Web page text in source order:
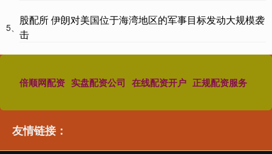
5、
股配所 伊朗对美国位于海湾地区的军事目标发动大规模袭
击
倍顺网配资 实盘配资公司 在线配资开户 正规配资服务
友情链接：